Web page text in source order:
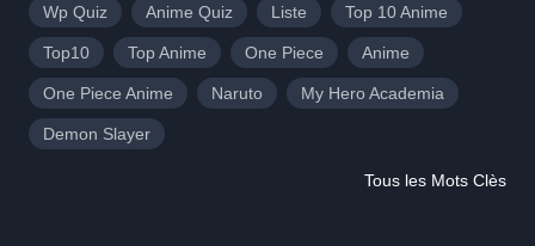
Wp Quiz Anime Quiz Liste Top 10 Anime
Top10 Top Anime One Piece Anime
One Piece Anime Naruto My Hero Academia
Demon Slayer
Tous les Mots Clès